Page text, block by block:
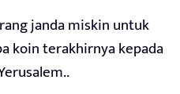
janda miskin untuk
koin terakhirnya kepada